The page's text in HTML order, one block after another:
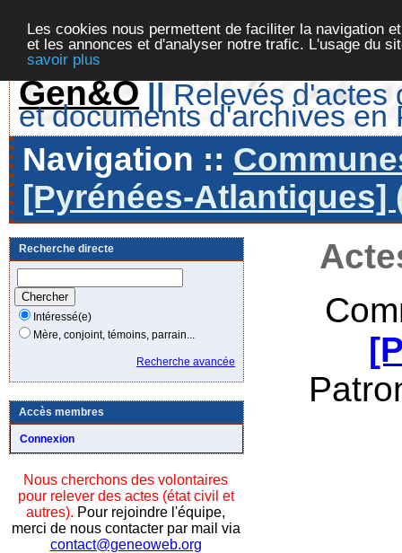
Les cookies nous permettent de faciliter la navigation
et les annonces et d'analyser notre trafic. L'usage du
savoir plus
Gen&O || Relevés d'actes
et documents d'archives en
Navigation ::
[Pyrénées-Atlantiques]
Recherche directe
Intéressé(e)
Mère, conjoint, témoins, parrain...
Recherche avancée
Accès membres
Connexion
Nous cherchons des volontaires
pour relever des actes (état civil et
autres). Pour rejoindre l'équipe,
merci de nous contacter par mail via
contact@geneoweb.org